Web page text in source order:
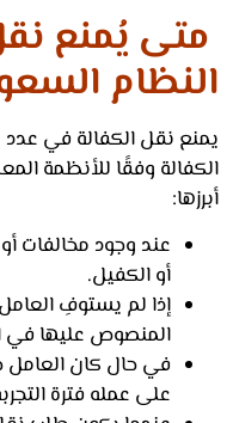
يُمنع نقل
نقل الكفالة في عدد من
وفقًا للأنظمة
عند وجود مخالفات أو
أو الكفيل.
إذا لم يستوفِ العامل
المنصوص عليها في
في حال كان العامل
على عمله فترة التجربة